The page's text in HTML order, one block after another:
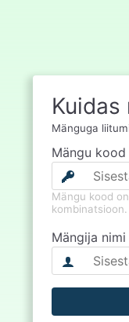
Kuidas
Mänguga
Mängu kood
Mängu kood
kombinatsioon.
Mängija nimi